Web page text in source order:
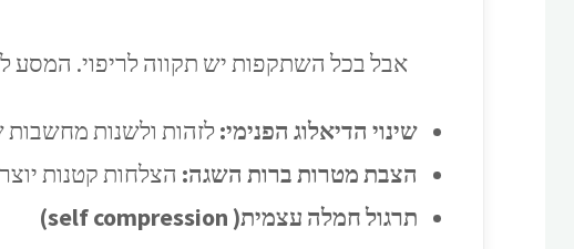
אבל בכל השתקפות יש תקווה לריפוי. המסע
שינוי הדיאלוג הפנימי:לזהות ולשנות מחשבות
הצבת מטרות ברות השגה: הצלחות קטנות
תרגול חמלה עצמית( self compression)